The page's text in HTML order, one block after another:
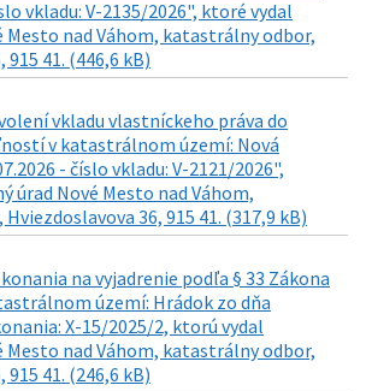
vkladu: V-2135/2026", ktoré vydal
Mesto nad Váhom, katastrálny odbor,
41. (446,6 kB)
vkladu vlastníckeho práva do
v katastrálnom území: Nová
- číslo vkladu: V-2121/2026",
úrad Nové Mesto nad Váhom,
36, 915 41. (317,9 kB)
na vyjadrenie podľa § 33 Zákona
území: Hrádok zo dňa
X-15/2025/2, ktorú vydal
Mesto nad Váhom, katastrálny odbor,
41. (246,6 kB)